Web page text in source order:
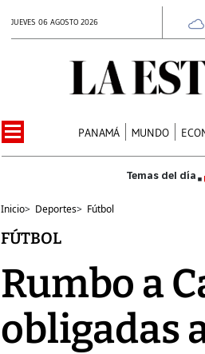
JUEVES 06 AGOSTO 2026
PANAMÁ MUNDO
Inicio> Deportes> Fútbol
FÚTBOL
Rumbo a
obligadas